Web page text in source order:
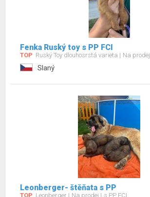
Fenka Ruský toy s PP FCI
TOP Ruský Toy dlouhosrstá varieta Na prodej
Slaný
Leonberger- štěňata s PP
TOP Leonberger Na prodej s PP FCI